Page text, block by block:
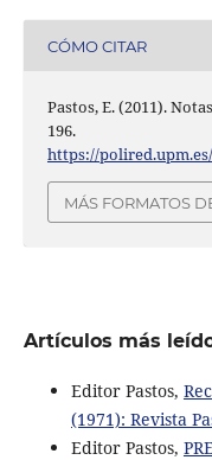
CÓMO CITAR
Pastos, E. (2011).
196.
https://
MÁS FORMATOS
Artículos más
Editor Pastos,
(1971): Revista
Editor Pastos,